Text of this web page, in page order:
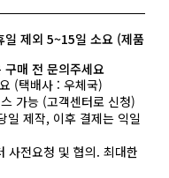
일 제외 5~15일 소요 (제품
매 전 문의주세요
(택배사 : 우체국)
가능 (고객센터로 신청)
일 제작, 이후 결제는 익일
사전요청 및 협의. 최대한